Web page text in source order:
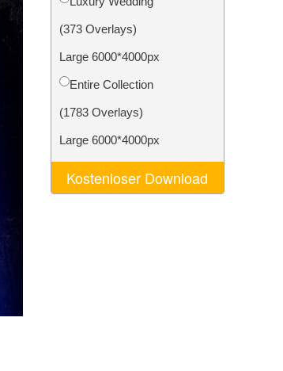
Video Editing Services
(373 Overlays)
Large 6000*4000px
Entire Collection
(1783 Overlays)
Large 6000*4000px
Kostenloser Download